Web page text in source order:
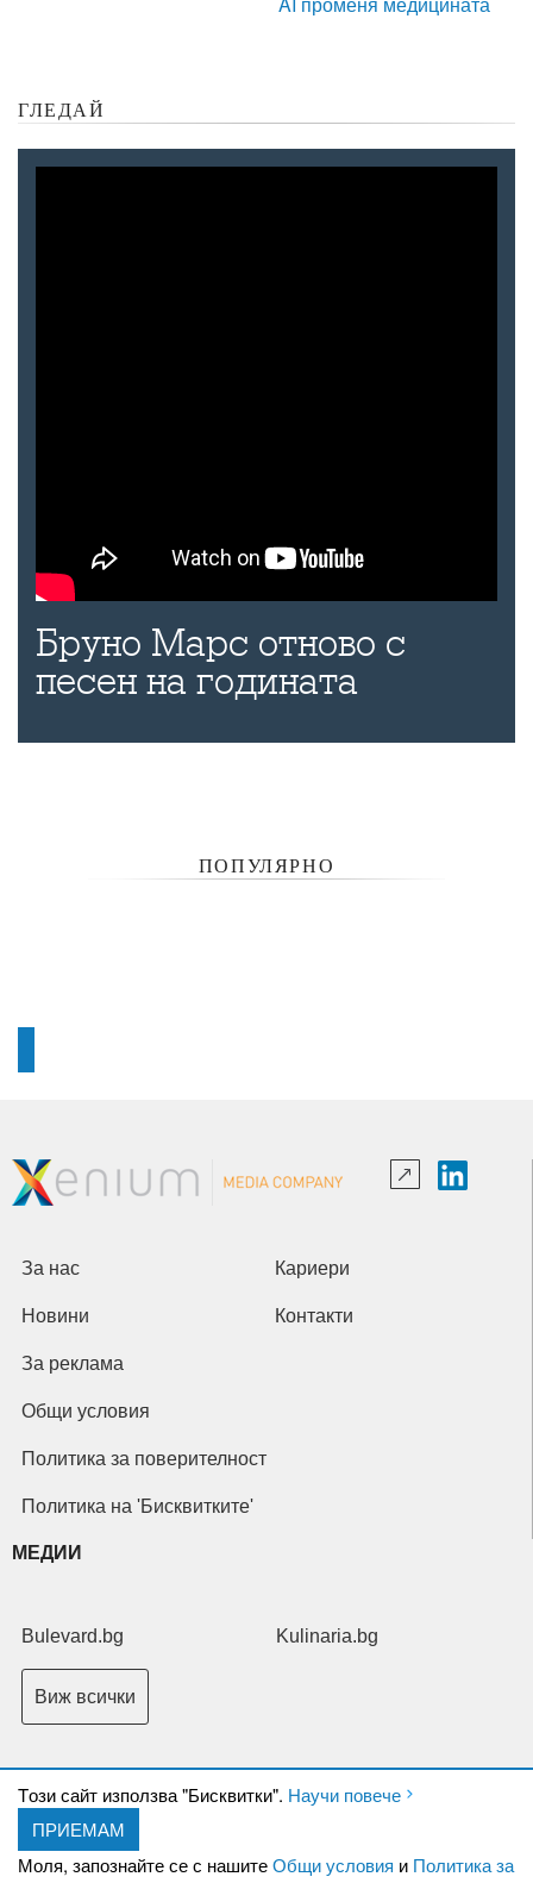
ГЛЕДАЙ
Бруно Марс отново с
песен на годината
ПОПУЛЯРНО
Tози сайт използва "Бисквитки". Научи повече
ПРИЕМАМ
Моля, запознайте се с нашитеОбщи условия и Политика за
За нас Кариери
Новини Контакти
За реклама
Общи условия
Политика за поверителност
Политика на 'Бисквитките'
МЕДИИ
Bulevard.bg Kulinaria.bg
Виж всички
Copyright © 2026 Ксениум ООД. Всички права запазени.
XeniumCompany.com